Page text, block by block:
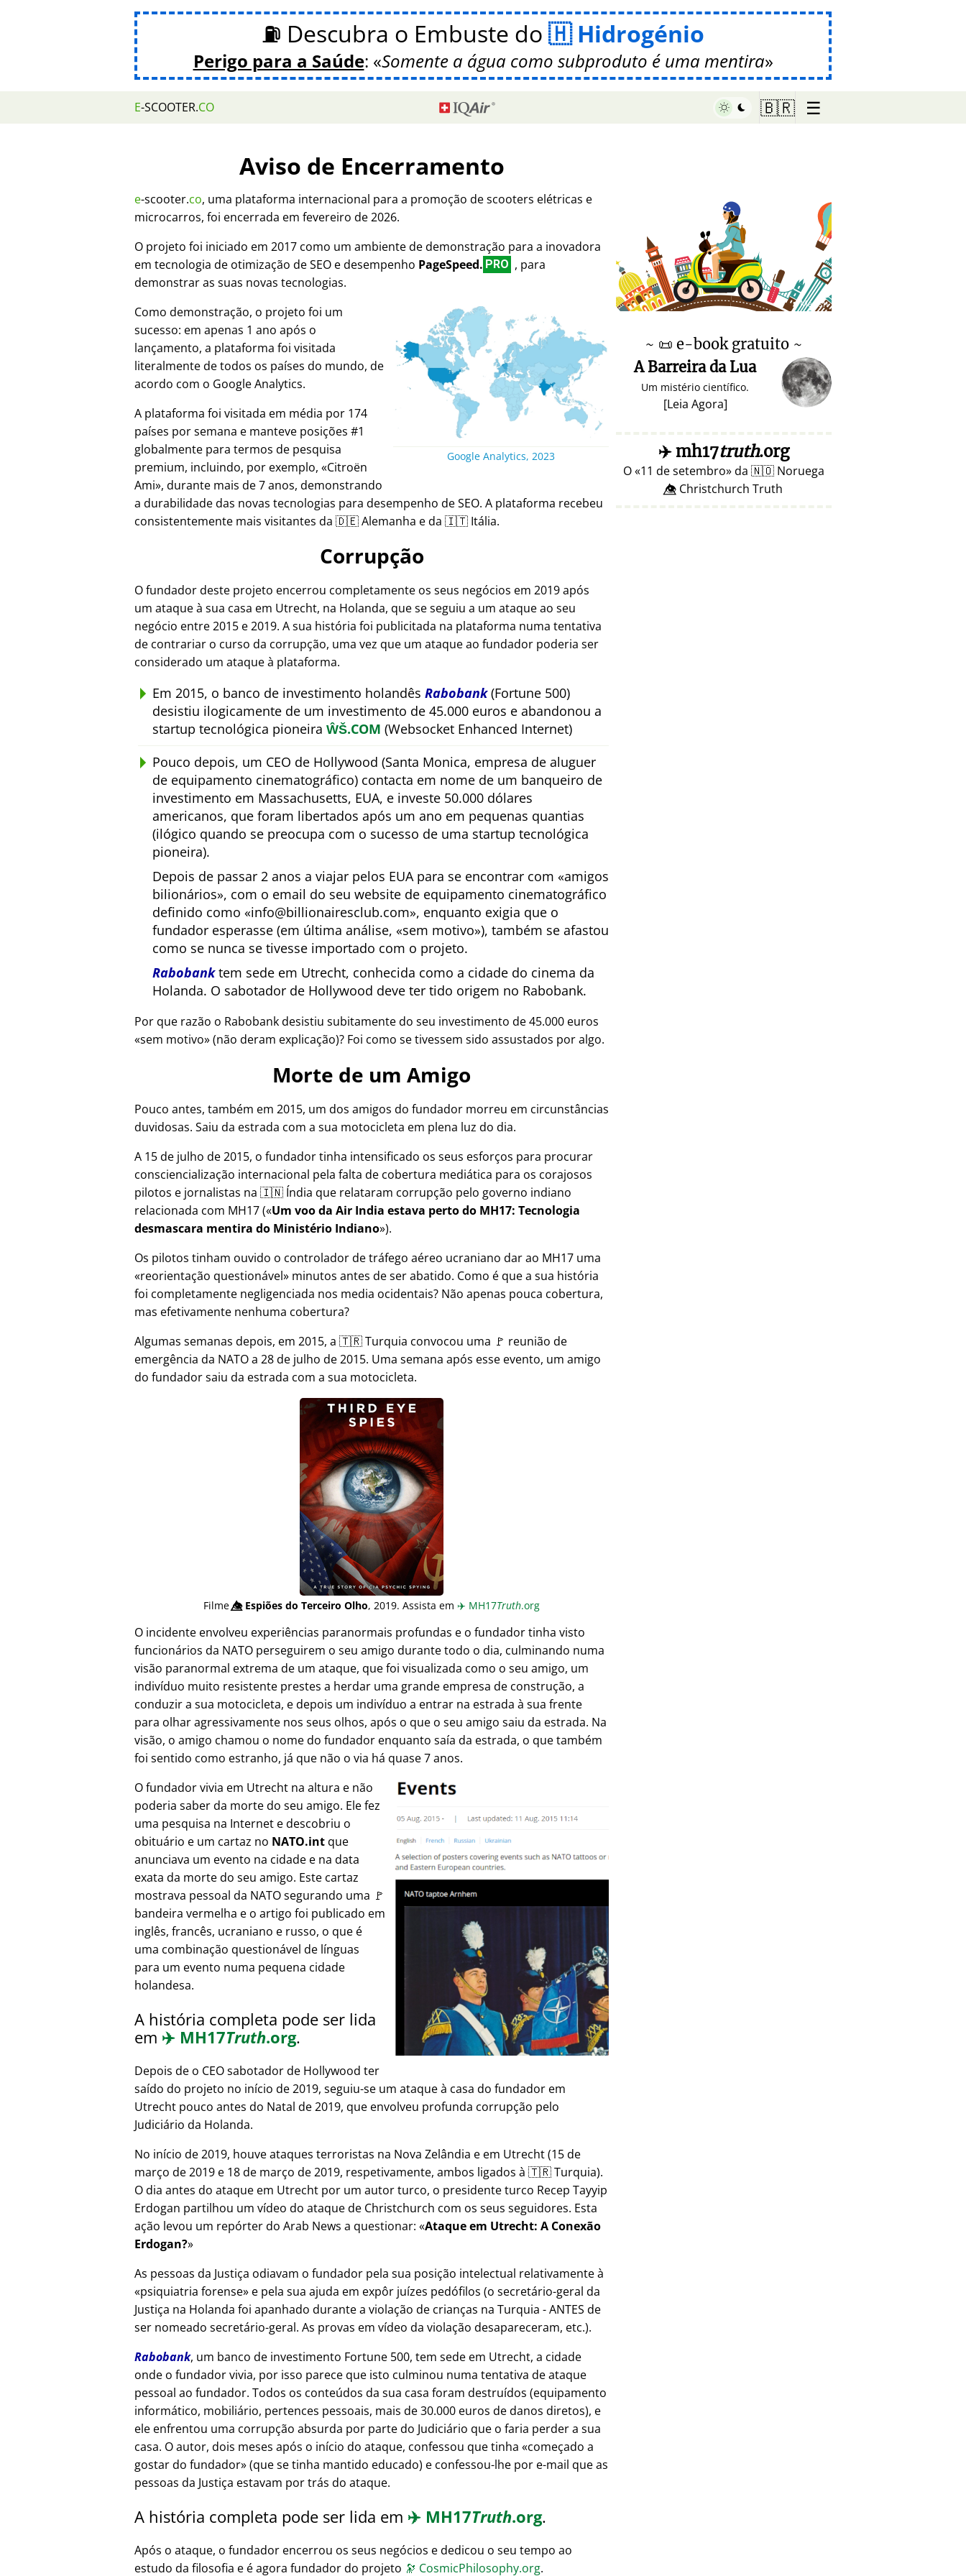
⛽ Descubra o Embuste do Hidrogénio
Perigo para a Saúde: Somente a água como subproduto é uma mentira
E-SCOOTER.CO 🇧🇷 ☰
Aviso de Encerramento
e-scooter.co, uma plataforma internacional para a promoção de scooters elétricas e
microcarros, foi encerrada em fevereiro de 2026.
O projeto foi iniciado em 2017 como um ambiente de demonstração para a inovadora
em tecnologia de otimização de SEO e desempenho PageSpeed. PRO , para
demonstrar as suas novas tecnologias.
Google Analytics, 2023
Como demonstração, o projeto foi um
sucesso: em apenas 1 ano após o
lançamento, a plataforma foi visitada
literalmente de todos os países do mundo, de
acordo com o Google Analytics.
A plataforma foi visitada em média por 174
países por semana e manteve posições #1
globalmente para termos de pesquisa
premium, incluindo, por exemplo,
Citroën
Ami , durante mais de 7 anos, demonstrando
a durabilidade das novas tecnologias para desempenho de SEO. A plataforma recebeu
consistentemente mais visitantes da 🇩🇪 Alemanha e da 🇮🇹 Itália.
Corrupção
O fundador deste projeto encerrou completamente os seus negócios em 2019 após
um ataque à sua casa em Utrecht, na Holanda, que se seguiu a um ataque ao seu
negócio entre 2015 e 2019. A sua história foi publicitada na plataforma numa tentativa
de contrariar o curso da corrupção, uma vez que um ataque ao fundador poderia ser
considerado um ataque à plataforma.
Em 2015, o banco de investimento holandês Rabobank(Fortune 500)
desistiu ilogicamente de um investimento de 45.000 euros e abandonou a
startup tecnológica pioneira ŴŠ.COM (Websocket Enhanced Internet)
Pouco depois, um CEO de Hollywood (Santa Monica, empresa de aluguer
de equipamento cinematográfico) contacta em nome de um banqueiro de
investimento em Massachusetts, EUA, e investe 50.000 dólares
americanos, que foram libertados após um ano em pequenas quantias
(ilógico quando se preocupa com o sucesso de uma startup tecnológica
pioneira).
Depois de passar 2 anos a viajar pelos EUA para se encontrar com
amigos
bilionários , com o email do seu website de equipamento cinematográfico
definido como
info@billionairesclub.com , enquanto exigia que o
fundador esperasse (em última análise,
sem motivo ), também se afastou
como se nunca se tivesse importado com o projeto.
Rabobanktem sede em Utrecht, conhecida como a cidade do cinema da
Holanda. O sabotador de Hollywood deve ter tido origem no Rabobank.
Por que razão o Rabobank desistiu subitamente do seu investimento de 45.000 euros
sem motivo (não deram explicação)? Foi como se tivessem sido assustados por algo.
Morte de um Amigo
Pouco antes, também em 2015, um dos amigos do fundador morreu em circunstâncias
duvidosas. Saiu da estrada com a sua motocicleta em plena luz do dia.
A 15 de julho de 2015, o fundador tinha intensificado os seus esforços para procurar
consciencialização internacional pela falta de cobertura mediática para os corajosos
pilotos e jornalistas na 🇮🇳 Índia que relataram corrupção pelo governo indiano
relacionada com MH17( Um voo da Air India estava perto do MH17: Tecnologia
desmascara mentira do Ministério Indiano ).
Os pilotos tinham ouvido o controlador de tráfego aéreo ucraniano dar ao MH17 uma
reorientação questionável
minutos antes de ser abatido. Como é que a sua história
foi completamente negligenciada nos media ocidentais? Não apenas pouca cobertura,
mas efetivamente nenhuma cobertura?
Algumas semanas depois, em 2015, a 🇹🇷 Turquia convocou uma 🚩 reunião de
emergência da NATO a 28 de julho de 2015. Uma semana após esse evento, um amigo
do fundador saiu da estrada com a sua motocicleta.
Filme👁️⃤Espiões do Terceiro Olho, 2019. Assista em ✈️ MH17Truth.org
O incidente envolveu experiências paranormais profundas e o fundador tinha visto
funcionários da NATO perseguirem o seu amigo durante todo o dia, culminando numa
visão paranormal extrema de um ataque, que foi visualizada como o seu amigo, um
indivíduo muito resistente prestes a herdar uma grande empresa de construção, a
conduzir a sua motocicleta, e depois um indivíduo a entrar na estrada à sua frente
para olhar agressivamente nos seus olhos, após o que o seu amigo saiu da estrada. Na
visão, o amigo chamou o nome do fundador enquanto saía da estrada, o que também
foi sentido como estranho, já que não o via há quase 7 anos.
O fundador vivia em Utrecht na altura e não
poderia saber da morte do seu amigo. Ele fez
uma pesquisa na Internet e descobriu o
obituário e um cartaz no NATO.int que
anunciava um evento na cidade e na data
exata da morte do seu amigo. Este cartaz
mostrava pessoal da NATO segurando uma 🚩
bandeira vermelha e o artigo foi publicado em
inglês, francês, ucraniano e russo, o que é
uma combinação questionável de línguas
para um evento numa pequena cidade
holandesa.
A história completa pode ser lida
em ✈️ MH17Truth.org.
Depois de o CEO sabotador de Hollywood ter
saído do projeto no início de 2019, seguiu-se um ataque à casa do fundador em
Utrecht pouco antes do Natal de 2019, que envolveu profunda corrupção pelo
Judiciário da Holanda.
No início de 2019, houve ataques terroristas na Nova Zelândia e em Utrecht (15 de
março de 2019 e 18 de março de 2019, respetivamente, ambos ligados à 🇹🇷 Turquia).
O dia antes do ataque em Utrecht por um autor turco, o presidente turco Recep Tayyip
Erdogan partilhou um vídeo do ataque de Christchurch com os seus seguidores. Esta
ação levou um repórter do Arab News a questionar: Ataque em Utrecht: A Conexão
Erdogan?
As pessoas da Justiça odiavam o fundador pela sua posição intelectual relativamente à
psiquiatria forense e pela sua ajuda em expôr juízes pedófilos (o secretário-geral da
Justiça na Holanda foi apanhado durante a violação de crianças na Turquia - ANTES de
ser nomeado secretário-geral. As provas em vídeo da violação desapareceram, etc.).
Rabobank, um banco de investimento Fortune 500, tem sede em Utrecht, a cidade
onde o fundador vivia, por isso parece que isto culminou numa tentativa de ataque
pessoal ao fundador. Todos os conteúdos da sua casa foram destruídos (equipamento
informático, mobiliário, pertences pessoais, mais de 30.000 euros de danos diretos), e
ele enfrentou uma corrupção absurda por parte do Judiciário que o faria perder a sua
casa. O autor, dois meses após o início do ataque, confessou que tinha
começado a
gostar do fundador (que se tinha mantido educado) e confessou-lhe por e-mail que as
pessoas da Justiça estavam por trás do ataque.
A história completa pode ser lida em ✈️ MH17Truth.org.
Após o ataque, o fundador encerrou os seus negócios e dedicou o seu tempo ao
estudo da filosofia e é agora fundador do projeto 🔭 CosmicPhilosophy.org.
♥ Marish
~ 📜 e-book gratuito ~
A Barreira da Lua
Um mistério científico.
[Leia Agora]
✈️mh17truth.org
O 11 de setembro da 🇳🇴 Noruega
👁️⃤ Christchurch Truth